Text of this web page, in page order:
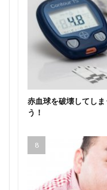
赤血球を破壊してし
う！